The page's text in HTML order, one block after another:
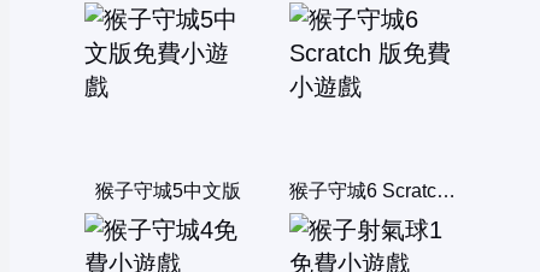
猴子守城5中文版 猴子守城6 Scratch 版